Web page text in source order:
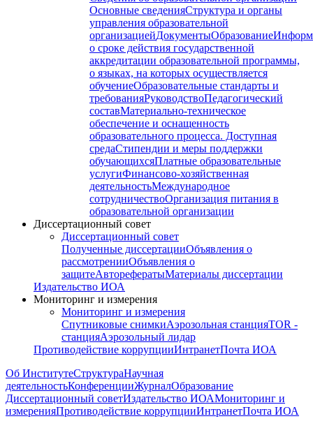
Основные сведенияСтруктура и органы
управления образовательной
организациейДокументыОбразование
о сроке действия государственной
аккредитации образовательной программы,
о языках, на которых осуществляется
обучениеОбразовательные стандарты и
требованияРуководствоПедагогический
составМатериально-техническое
обеспечение и оснащенность
образовательного процесса. Доступная
средаСтипендии и меры поддержки
обучающихсяПлатные образовательные
услугиФинансово-хозяйственная
деятельностьМеждународное
сотрудничествоОрганизация питания в
образовательной организации
Диссертационный совет
Диссертационный совет
Полученные диссертацииОбъявления о
рассмотренииОбъявления о
защитеАвторефератыМатериалы диссертации
Издательство ИОА
Мониторинг и измерения
Мониторинг и измерения
Спутниковые снимкиАэрозольная станцияTOR -
станцияАэрозольный лидар
Противодействие коррупцииИнтранетПочта ИОА
Об ИнститутеСтруктураНаучная
деятельностьКонференцииЖурналОбразование
Диссертационный советИздательство ИОАМониторинг и
измеренияПротиводействие коррупцииИнтранетПочта ИОА